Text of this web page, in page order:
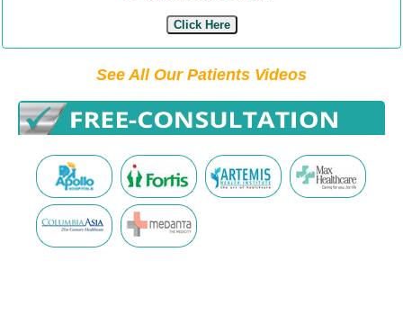
Click Here
See All Our Patients Videos